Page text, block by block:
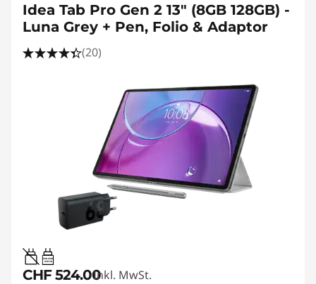
Idea Tab Pro Gen 2 13" (8GB 128GB) -
Luna Grey + Pen, Folio & Adaptor
(20)
20W-60W
USB PD
CHF 524.00Inkl. MwSt.